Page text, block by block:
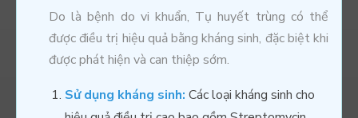
Do là bệnh do vi khuẩn, Tụ huyết trùng có thể
được điều trị hiệu quả bằng kháng sinh, đặc biệt khi
được phát hiện và can thiệp sớm.
Sử dụng kháng sinh: Các loại kháng sinh cho